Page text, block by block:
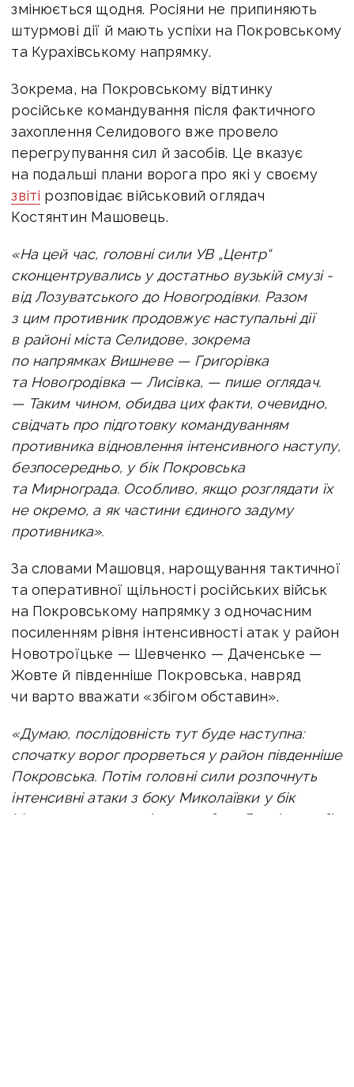
змінюється щодня. Росіяни не припиняють
штурмові дії й мають успіхи на Покровському
та Курахівському напрямку.
Зокрема, на Покровському відтинку
російське командування після фактичного
захоплення Селидового вже провело
перегрупування сил й засобів. Це вказує
на подальші плани ворога про які у своєму
звіті розповідає військовий оглядач
Костянтин Машовець.
«На цей час, головні сили УВ „Центр“
сконцентрувались у достатньо вузькій смузі -
від Лозуватського до Новогродівки. Разом
з цим противник продовжує наступальні дії
в районі міста Селидове, зокрема
по напрямках Вишневе — Григорівка
та Новогродівка — Лисівка, — пише оглядач.
— Таким чином, обидва цих факти, очевидно,
свідчать про підготовку командуванням
противника відновлення інтенсивного наступу,
безпосередньо, у бік Покровська
та Мирнограда. Особливо, якщо розглядати їх
не окремо, а як частини єдиного задуму
противника».
За словами Машовця, нарощування тактичної
та оперативної щільності російських військ
на Покровському напрямку з одночасним
посиленням рівня інтенсивності атак у район
Новотроїцьке — Шевченко — Даченське —
Жовте й південніше Покровська, навряд
чи варто вважати «збігом обставин».
«Думаю, послідовність тут буде наступна:
спочатку ворог прорветься у район південніше
Покровська. Потім головні сили розпочнуть
інтенсивні атаки з боку Миколаївки у бік
Мирнограда, як варіант — з боку Гродівки у бік